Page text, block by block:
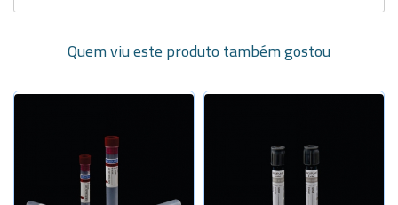
Quem viu este produto também gostou